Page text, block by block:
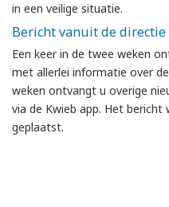
in een veilige situatie.
Bericht vanuit de directie
Een keer in de twee weken
met allerlei informatie over
weken ontvangt u overige
via de Kwieb app. Het
geplaatst.